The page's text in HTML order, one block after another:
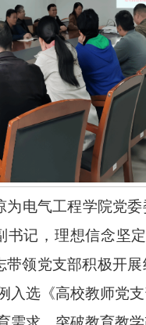
电气工程学院党
记，理想信念坚
领党支部积极开
入选《高校教师党